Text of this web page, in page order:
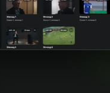
Актёр
режиссера